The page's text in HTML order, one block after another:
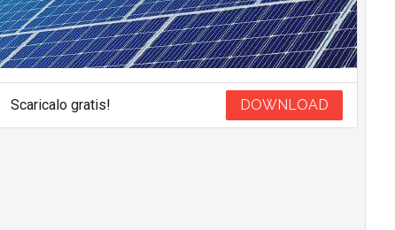
Scaricalo gratis! DOWNLOAD